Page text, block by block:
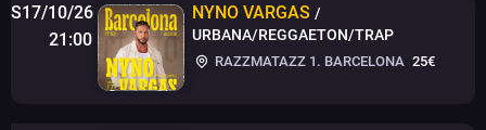
S17/10/26
21:00
NYNO VARGAS /
URBANA/REGGAETON/TRAP
RAZZMATAZZ 1. BARCELONA 25€